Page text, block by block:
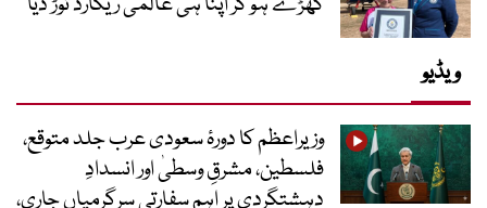
ویڈیو
وزیراعظم کا دورۂ سعودی عرب جلد متوقع،
فلسطین، مشرقِ وسطیٰ اور انسدادِ
دہشتگردی پر اہم سفارتی سرگرمیاں جاری،